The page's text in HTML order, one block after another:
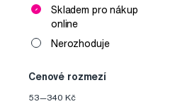
Skladem pro nákup
online
Nerozhoduje
Cenové rozmezí
53—340 Kč